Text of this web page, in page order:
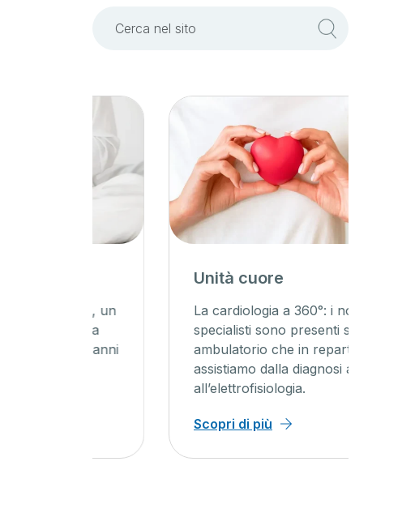
Unità cuore
La cardiologia a 360°: i nostri
specialisti sono presenti sia in
ambulatorio che in reparto, ti
assistiamo dalla diagnosi alla cura
all’elettrofisiologia.
Scopri di più